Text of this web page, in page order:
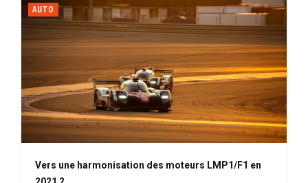
AUTO
Vers une harmonisation des moteurs LMP1/F1 en